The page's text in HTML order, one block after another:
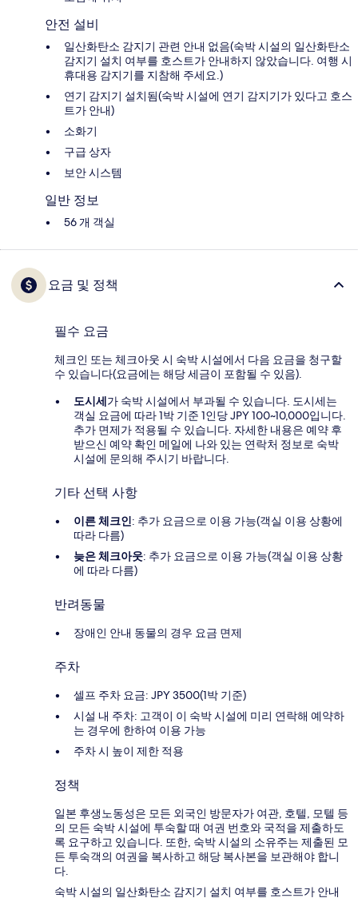
안전 설비
일산화탄소 감지기 관련 안내 없음(숙박 시설의 일산화탄소
감지기 설치 여부를 호스트가 안내하지 않았습니다. 여행 시
휴대용 감지기를 지참해 주세요.)
연기 감지기 설치됨(숙박 시설에 연기 감지기가 있다고 호스
트가 안내)
소화기
구급 상자
보안 시스템
일반 정보
56 개 객실
요금 및 정책
필수 요금
체크인 또는 체크아웃 시 숙박 시설에서 다음 요금을 청구할
수 있습니다(요금에는 해당 세금이 포함될 수 있음).
도시세가 숙박 시설에서 부과될 수 있습니다. 도시세는
객실 요금에 따라 1박 기준 1인당 JPY 100~10,000입니다.
추가 면제가 적용될 수 있습니다. 자세한 내용은 예약 후
받으신 예약 확인 메일에 나와 있는 연락처 정보로 숙박
시설에 문의해 주시기 바랍니다.
기타 선택 사항
이른 체크인: 추가 요금으로 이용 가능(객실 이용 상황에
따라 다름)
늦은 체크아웃: 추가 요금으로 이용 가능(객실 이용 상황
에 따라 다름)
반려동물
장애인 안내 동물의 경우 요금 면제
주차
셀프 주차 요금: JPY 3500(1박 기준)
시설 내 주차: 고객이 이 숙박 시설에 미리 연락해 예약하
는 경우에 한하여 이용 가능
주차 시 높이 제한 적용
정책
일본 후생노동성은 모든 외국인 방문자가 여관, 호텔, 모텔 등
의 모든 숙박 시설에 투숙할 때 여권 번호와 국적을 제출하도
록 요구하고 있습니다. 또한, 숙박 시설의 소유주는 제출된 모
든 투숙객의 여권을 복사하고 해당 복사본을 보관해야 합니
다.
숙박 시설의 일산화탄소 감지기 설치 여부를 호스트가 안내